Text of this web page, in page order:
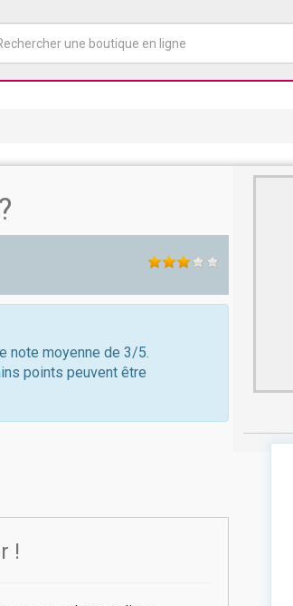
note moyenne de 3/5.
points peuvent être
!